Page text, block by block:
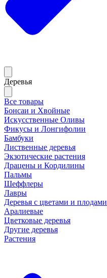
Деревья
Все товары
Бонсаи и Хвойные
Искусственные Оливы
Фикусы и Лонгифолии
Бамбуки
Лиственные деревья
Экзотические растения
Драцены и Кордилины
Пальмы
Шеффлеры
Лавры
Деревья с цветами и плодами
Аралиевые
Цветковые деревья
Другие деревья
Растения